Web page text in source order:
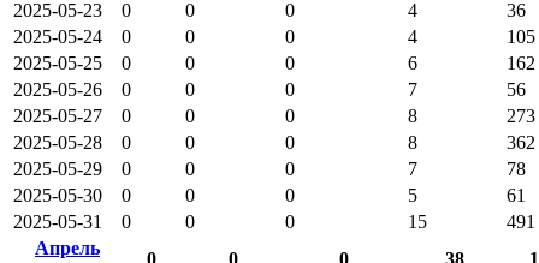
2025-05-23
0 0 0 4
36
2025-05-24
0 0 0 4
105
2025-05-25
0 0 0 6
162
2025-05-26
0 0 0 7
56
2025-05-27
0 0 0 8
273
2025-05-28
0 0 0 8
362
2025-05-29
0 0 0 7
78
2025-05-30
0 0 0 5
61
2025-05-31
0 0 0 15
491
Апрель
0 0 0 38